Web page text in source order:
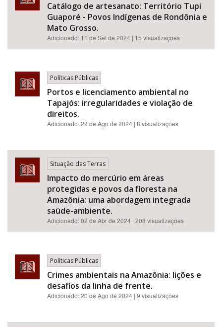
Catálogo de artesanato: Território Tupi
Guaporé - Povos Indígenas de Rondônia e
Mato Grosso.
Adicionado: 11 de Set de 2024 | 15 visualizações
Políticas Públicas
Portos e licenciamento ambiental no
Tapajós: irregularidades e violação de
direitos.
Adicionado:22 de Ago de 2024 | 8 visualizações
Situação das Terras
Impacto do mercúrio em áreas
protegidas e povos da floresta na
Amazônia: uma abordagem integrada
saúde-ambiente.
Adicionado:02 de Abr de 2024 | 208 visualizações
Políticas Públicas
Crimes ambientais na Amazônia: lições e
desafios da linha de frente.
Adicionado:20 de Ago de 2024 | 9 visualizações